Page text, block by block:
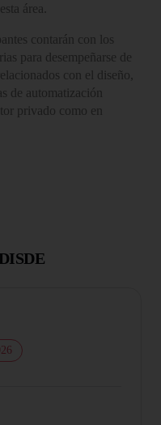
área.
contarán con los
para desempeñarse de
con el diseño,
de automatización
privado como en